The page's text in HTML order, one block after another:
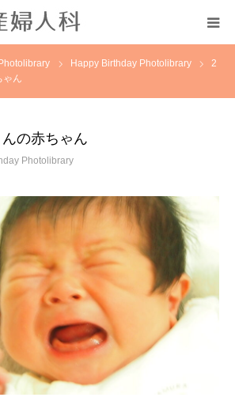
Happy Birthday Photolibrary
2
ゃん
の赤ちゃん
Photolibrary